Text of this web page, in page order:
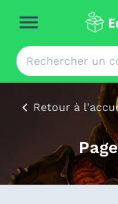
Retour à